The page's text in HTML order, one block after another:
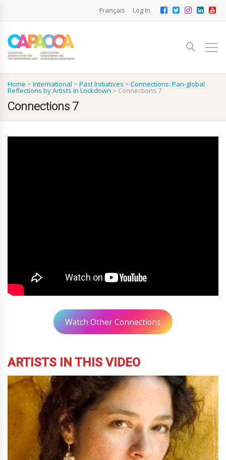
Français Log In
Home > International > Past Initiatives > Connections: Pan-global
Reflections by Artists in Lockdown > Connections 7
Connections 7
Watch Other Connections
ARTISTS IN THIS VIDEO